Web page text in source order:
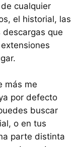
cualquier
el historial, las
que
más me
por defecto
buscar
o en tus
parte distinta